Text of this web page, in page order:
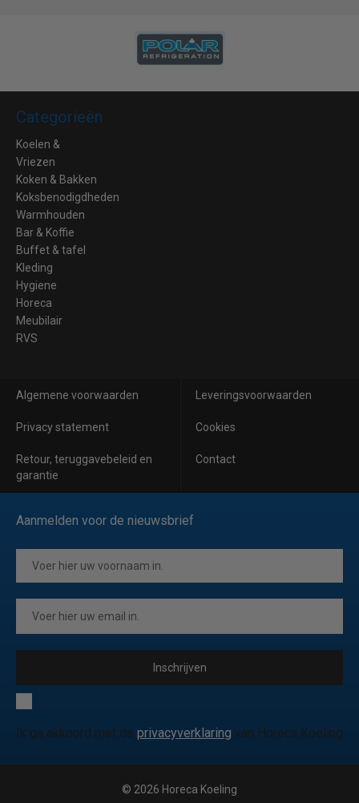
Categorieën
Koelen &
Vriezen
Koken & Bakken
Koksbenodigdheden
Warmhouden
Bar & Koffie
Buffet & tafel
Kleding
Hygiene
Horeca
Meubilair
RVS
Algemene voorwaarden Leveringsvoorwaarden
Privacy statement Cookies
Retour, teruggavebeleid en
garantie
Contact
Aanmelden voor de nieuwsbrief
Inschrijven
Ik ga akkoord met de privacyverklaring van Horeca Koeling
© 2026 Horeca Koeling